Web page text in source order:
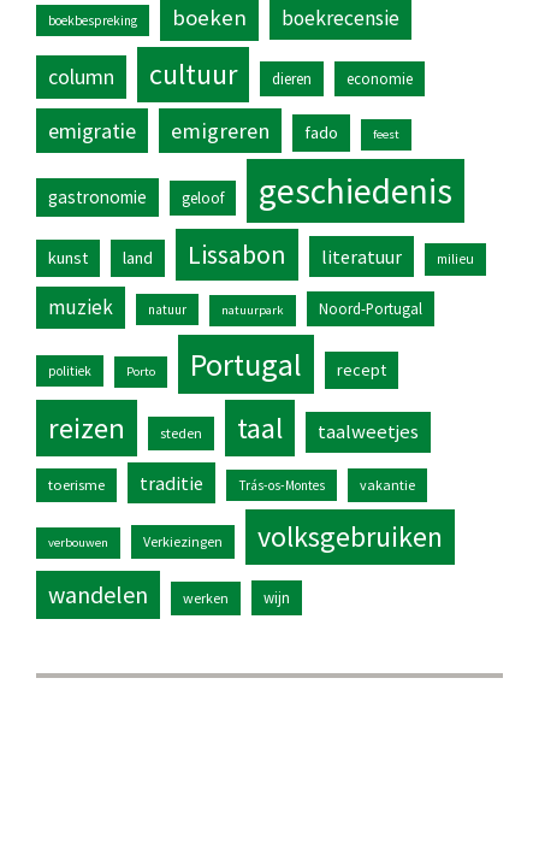
boekbespreking boeken boekrecensie
column cultuur dieren economie
emigratie emigreren fado feest
gastronomie geloof geschiedenis
kunst land Lissabon literatuur milieu
muziek natuur natuurpark Noord-Portugal
politiek Porto Portugal recept
reizen steden taal taalweetjes
toerisme traditie Trás-os-Montes vakantie
verbouwen Verkiezingen volksgebruiken
wandelen werken wijn